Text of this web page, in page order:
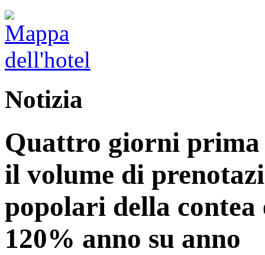
Notizia
Quattro giorni prima
il volume di
popolari della
120% anno su anno